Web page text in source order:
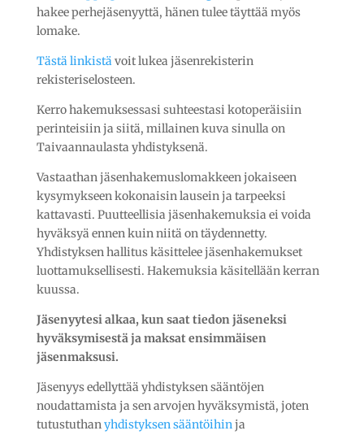
hakee perhejäsenyyttä, hänen tulee täyttää myös
lomake.
Tästä linkistävoit lukea jäsenrekisterin
rekisteriselosteen.
Kerro hakemuksessasi suhteestasi kotoperäisiin
perinteisiin ja siitä, millainen kuva sinulla on
Taivaannaulasta yhdistyksenä.
Vastaathan jäsenhakemuslomakkeen jokaiseen
kysymykseen kokonaisin lausein ja tarpeeksi
kattavasti. Puutteellisia jäsenhakemuksia ei voida
hyväksyä ennen kuin niitä on täydennetty.
Yhdistyksen hallitus käsittelee jäsenhakemukset
luottamuksellisesti. Hakemuksia käsitellään kerran
kuussa.
Jäsenyytesi alkaa, kun saat tiedon jäseneksi
hyväksymisestä ja maksat ensimmäisen
jäsenmaksusi.
Jäsenyys edellyttää yhdistyksen sääntöjen
noudattamista ja sen arvojen hyväksymistä, joten
tutustuthanyhdistyksen sääntöihinja